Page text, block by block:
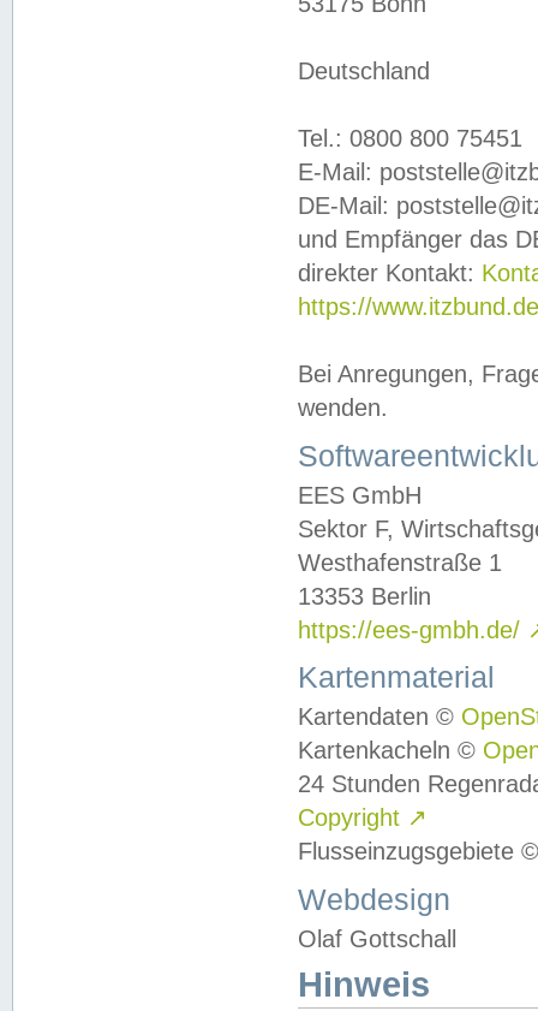
Deutschland
Tel.: 0800 800 75451
E-Mail:
DE-Mail:
und Empfänger das
direkter Kontakt:
https://
Bei Anregungen,
wenden.
EES GmbH
Sektor F,
Westhafenstraße 1
13353 Berlin
https://ees-gmbh.de/
Kartenmaterial
Kartendaten ©
Kartenkacheln ©
24 Stunden
Copyright ↗
Flusseinzugsgebiete
Webdesign
Olaf Gottschall
Hinweis